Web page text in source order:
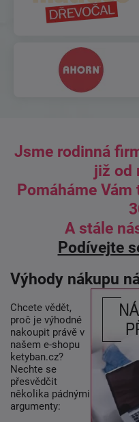
Jsme rodinná
již od
Pomáháme
A stále
Podívejte
Výhody nákupu
Chcete vědět,
proč je výhodné
nakoupit právě v
našem e-shopu
ketyban.cz?
Nechte se
přesvědčit
několika pádnými
argumenty: